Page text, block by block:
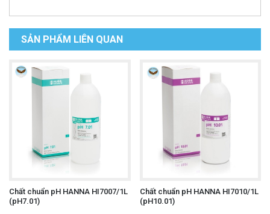
SẢN PHẨM LIÊN QUAN
Chất chuẩn pH HANNA HI7007/1L
(pH7.01)
Chất chuẩn pH HANNA HI7010/1L
(pH10.01)